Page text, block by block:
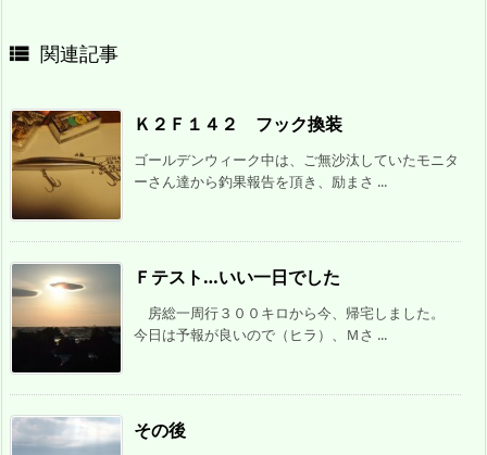
 関連記事
Ｋ２Ｆ１４２ フック換装
ゴールデンウィーク中は、ご無沙汰していたモニタ
ーさん達から釣果報告を頂き、励まさ ...
Ｆテスト…いい一日でした
房総一周行３００キロから今、帰宅しました。
今日は予報が良いので（ヒラ）、Ｍさ ...
その後